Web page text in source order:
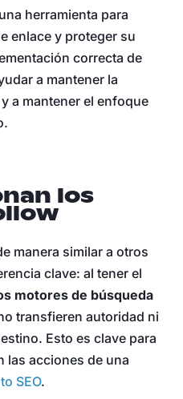
herramienta para
enlace y proteger su
correcta de
a mantener la
a mantener el enfoque
los
manera similar a otros
clave: al tener el
motores de búsqueda
transfieren autoridad ni
Esto es clave para
las acciones de una
SEO.